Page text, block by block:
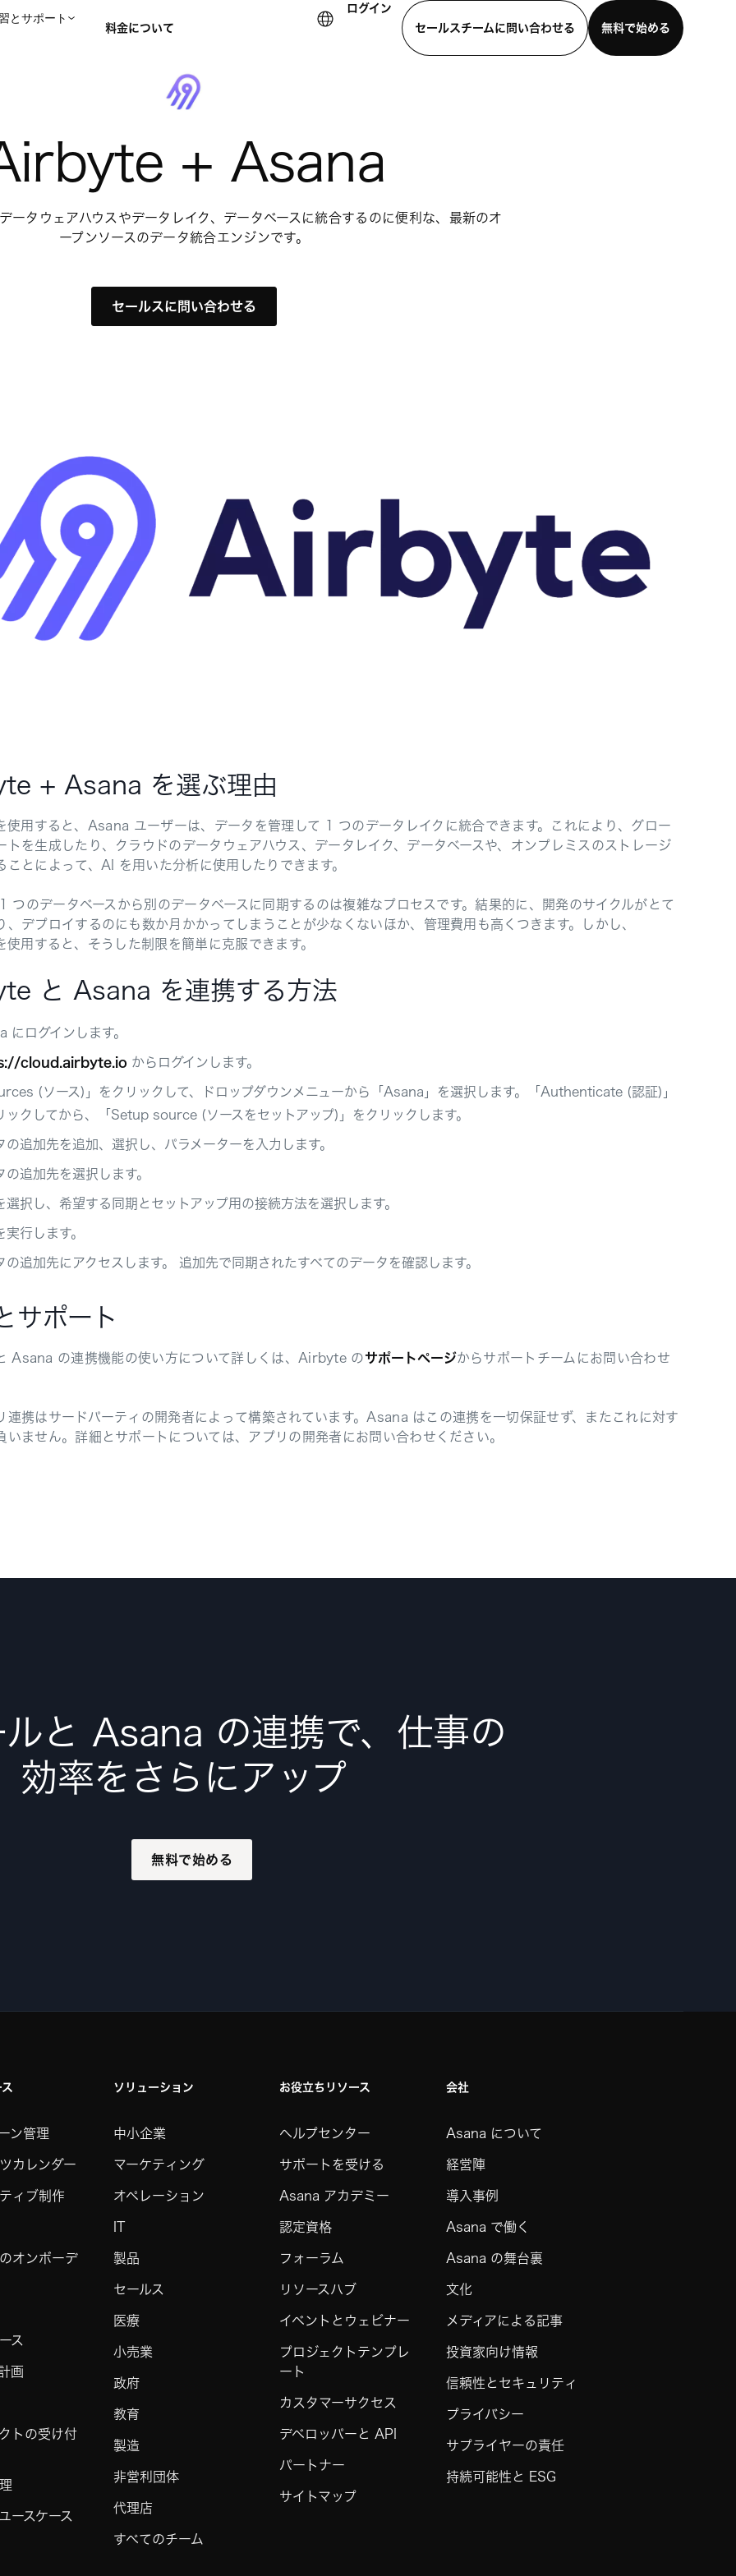
とサポート
料金について
ログイン
セールスチームに問い合わせる
無料で始める
+ Asana
タウェアハウスやデータレイク、データベースに統合するのに便利な、最新のオ
ープンソースのデータ統合エンジンです。
セールスに問い合わせる
+ Asana を選ぶ理由
用すると、Asana ユーザーは、データを管理して 1 つのデータレイクに統合できます。これにより、グロー
トを生成したり、クラウドのデータウェアハウス、データレイク、データベースや、オンプレミスのストレージ
ことによって、AI を用いた分析に使用したりできます。
つのデータベースから別のデータベースに同期するのは複雑なプロセスです。結果的に、開発のサイクルがとて
、デプロイするのにも数か月かかってしまうことが少なくないほか、管理費用も高くつきます。しかし、
用すると、そうした制限を簡単に克服できます。
と Asana を連携する方法
にログインします。
cloud.airbyte.io からログインします。
(ソース)」をクリックして、ドロップダウンメニューから「Asana」を選択します。「Authenticate (認証)」
ックしてから、「Setup source (ソースをセットアップ)」をクリックします。
の追加先を追加、選択し、パラメーターを入力します。
の追加先を選択します。
選択し、希望する同期とセットアップ用の接続方法を選択します。
実行します。
の追加先にアクセスします。 追加先で同期されたすべてのデータを確認します。
サポート
Asana の連携機能の使い方について詳しくは、Airbyte のサポートページからサポートチームにお問い合わせ
連携はサードパーティの開発者によって構築されています。Asana はこの連携を一切保証せず、またこれに対す
いません。詳細とサポートについては、アプリの開発者にお問い合わせください。
と Asana の連携で、仕事の
効率をさらにアップ
無料で始める
ン管理
カレンダー
ィブ制作
オンボーデ
ス
画
トの受け付
ースケース
ソリューション
中小企業
マーケティング
オペレーション
IT
製品
セールス
医療
小売業
政府
教育
製造
非営利団体
代理店
すべてのチーム
お役立ちリソース
ヘルプセンター
サポートを受ける
Asana アカデミー
認定資格
フォーラム
リソースハブ
イベントとウェビナー
プロジェクトテンプレ
ート
カスタマーサクセス
デベロッパーと API
パートナー
サイトマップ
会社
Asana について
経営陣
導入事例
Asana で働く
Asana の舞台裏
文化
メディアによる記事
投資家向け情報
信頼性とセキュリティ
プライバシー
サプライヤーの責任
持続可能性と ESG